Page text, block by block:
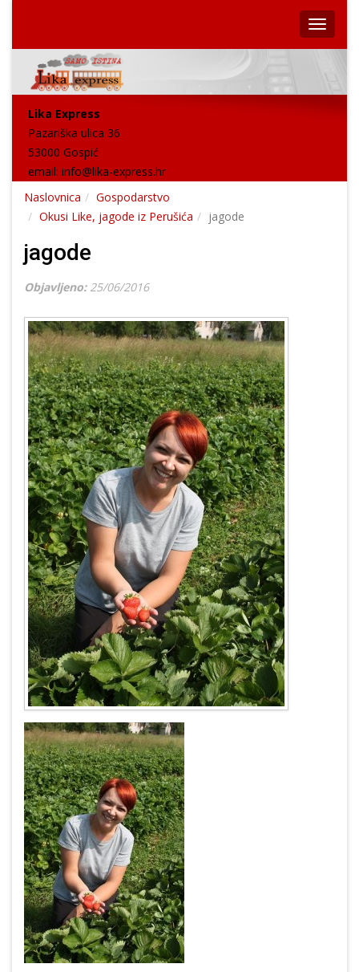
Lika Express
Pazariška ulica 36
53000 Gospić
email: info@lika-express.hr
Naslovnica
Gospodarstvo
Okusi Like, jagode iz Perušića
jagode
jagode
Objavljeno: 25/06/2016